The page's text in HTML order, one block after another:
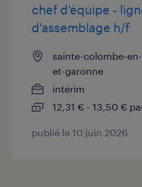
chef d'équipe -
d'assemblage h/f
sainte-colombe-
et-garonne
intérim
12,31 € - 13,50 €
publié le 10 juin 2026